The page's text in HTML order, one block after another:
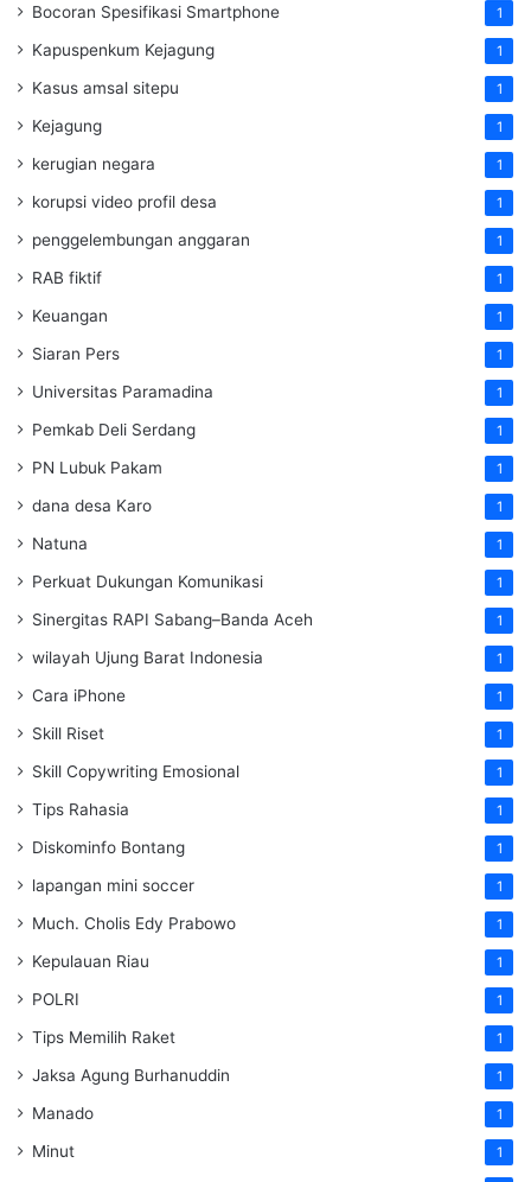
Bocoran Spesifikasi Smartphone 1
Kapuspenkum Kejagung 1
Kasus amsal sitepu 1
Kejagung 1
kerugian negara 1
korupsi video profil desa 1
penggelembungan anggaran 1
RAB fiktif 1
Keuangan 1
Siaran Pers 1
Universitas Paramadina 1
Pemkab Deli Serdang 1
PN Lubuk Pakam 1
dana desa Karo 1
Natuna 1
Perkuat Dukungan Komunikasi 1
Sinergitas RAPI Sabang–Banda Aceh 1
wilayah Ujung Barat Indonesia 1
Cara iPhone 1
Skill Riset 1
Skill Copywriting Emosional 1
Tips Rahasia 1
Diskominfo Bontang 1
lapangan mini soccer 1
Much. Cholis Edy Prabowo 1
Kepulauan Riau 1
POLRI 1
Tips Memilih Raket 1
Jaksa Agung Burhanuddin 1
Manado 1
Minut 1